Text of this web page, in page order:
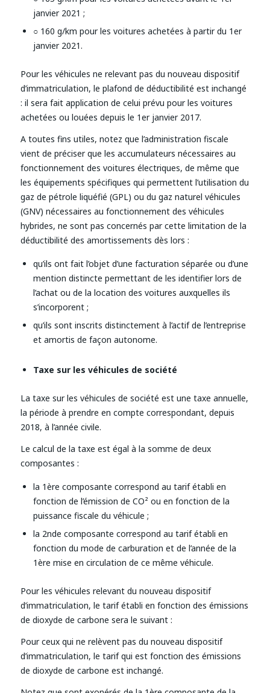
janvier 2021 ;
○ 160 g/km pour les voitures achetées à partir du 1er
janvier 2021.
Pour les véhicules ne relevant pas du nouveau dispositif
d’immatriculation, le plafond de déductibilité est inchangé
: il sera fait application de celui prévu pour les voitures
achetées ou louées depuis le 1er janvier 2017.
A toutes fins utiles, notez que l’administration fiscale
vient de préciser que les accumulateurs nécessaires au
fonctionnement des voitures électriques, de même que
les équipements spécifiques qui permettent l’utilisation du
gaz de pétrole liquéfié (GPL) ou du gaz naturel véhicules
(GNV) nécessaires au fonctionnement des véhicules
hybrides, ne sont pas concernés par cette limitation de la
déductibilité des amortissements dès lors :
qu’ils ont fait l’objet d’une facturation séparée ou d’une
mention distincte permettant de les identifier lors de
l’achat ou de la location des voitures auxquelles ils
s’incorporent ;
qu’ils sont inscrits distinctement à l’actif de l’entreprise
et amortis de façon autonome.
Taxe sur les véhicules de société
La taxe sur les véhicules de société est une taxe annuelle,
la période à prendre en compte correspondant, depuis
2018, à l’année civile.
Le calcul de la taxe est égal à la somme de deux
composantes :
la 1ère composante correspond au tarif établi en
fonction de l’émission de CO² ou en fonction de la
puissance fiscale du véhicule ;
la 2nde composante correspond au tarif établi en
fonction du mode de carburation et de l’année de la
1ère mise en circulation de ce même véhicule.
Pour les véhicules relevant du nouveau dispositif
d’immatriculation, le tarif établi en fonction des émissions
de dioxyde de carbone sera le suivant :
Pour ceux qui ne relèvent pas du nouveau dispositif
d’immatriculation, le tarif qui est fonction des émissions
de dioxyde de carbone est inchangé.